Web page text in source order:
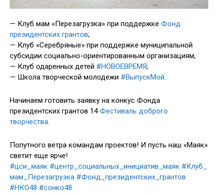
— Клуб мам «Перезагрузка» при поддержке Фонд
президентских грантов;
— Клуб «Серебряные» при поддержке муниципальной
субсидии социально-ориентированным организациям;
— Клуб одаренных детей #НОВОЕВРЕМЯ;
— Школа творческой молодежи #ВыпускМой.
Начинаем готовить заявку на конкус Фонда
президентских грантов 14Фестиваль доброго
творчества.
Попутного ветра командам проектов! И пусть наш «Маяк»
светит еще ярче!
#цси_маяк #центр_социальных_инициатив_маяк #Клуб_
мам_Перезагрузка #Фонд_президентских_грантов
#НКО48 #сонко48